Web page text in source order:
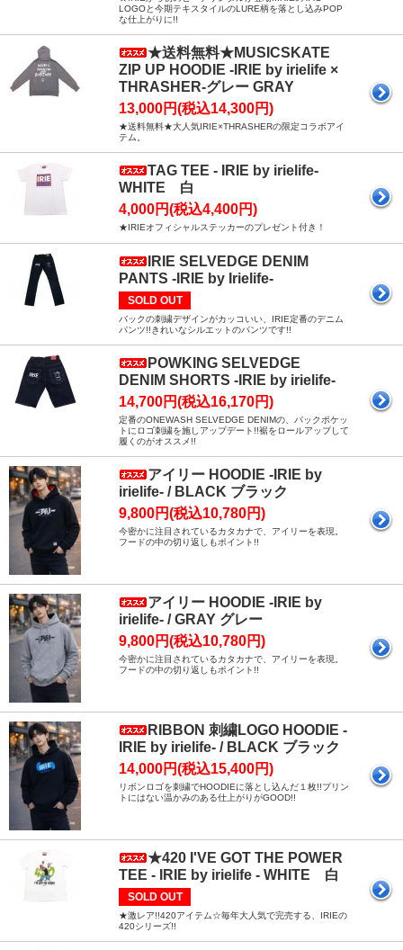
LOGOと今期テキスタイルのLURE柄を落とし込みPOP
な仕上がりに!!
★送料無料★MUSICSKATE
ZIP UP HOODIE -IRIE by irielife ×
THRASHER-グレー GRAY
13,000円(税込14,300円)
★送料無料★大人気IRIE×THRASHERの限定コラボアイ
テム。
TAG TEE - IRIE by irielife-
WHITE 白
4,000円(税込4,400円)
★IRIEオフィシャルステッカーのプレゼント付き！
IRIE SELVEDGE DENIM
PANTS -IRIE by Irielife-
SOLD OUT
バックの刺繍デザインがカッコいい、IRIE定番のデニム
パンツ!!きれいなシルエットのパンツです!!
POWKING SELVEDGE
DENIM SHORTS -IRIE by irielife-
14,700円(税込16,170円)
定番のONEWASH SELVEDGE DENIMの、バックポケッ
トにロゴ刺繍を施しアップデート!!裾をロールアップして
履くのがオススメ!!
アイリー HOODIE -IRIE by
irielife- / BLACK ブラック
9,800円(税込10,780円)
今密かに注目されているカタカナで、アイリーを表現。
フードの中の切り返しもポイント!!
アイリー HOODIE -IRIE by
irielife- / GRAY グレー
9,800円(税込10,780円)
今密かに注目されているカタカナで、アイリーを表現。
フードの中の切り返しもポイント!!
RIBBON 刺繍LOGO HOODIE -
IRIE by irielife- / BLACK ブラック
14,000円(税込15,400円)
リボンロゴを刺繍でHOODIEに落とし込んだ１枚!!プリン
トにはない温かみのある仕上がりがGOOD!!
★420 I'VE GOT THE POWER
TEE - IRIE by irielife - WHITE 白
SOLD OUT
★激レア!!420アイテム☆毎年大人気で完売する、IRIEの
420シリーズ!!